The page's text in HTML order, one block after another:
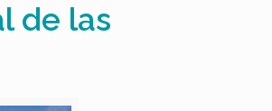
de las